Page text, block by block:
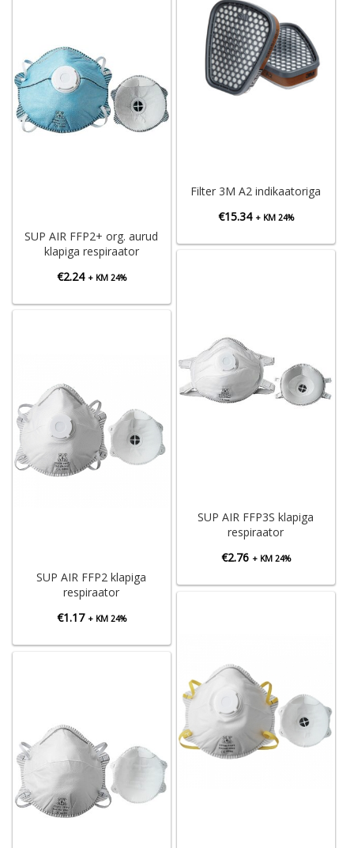
Filter 3M A2 indikaatoriga
€15.34 + KM 24%
SUP AIR FFP2+ org. aurud
klapiga respiraator
€2.24 + KM 24%
SUP AIR FFP3S klapiga
respiraator
€2.76 + KM 24%
SUP AIR FFP2 klapiga
respiraator
€1.17 + KM 24%